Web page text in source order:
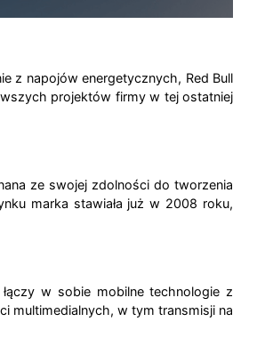
z napojów energetycznych, Red Bull
projektów firmy w tej ostatniej
ze swojej zdolności do tworzenia
marka stawiała już w 2008 roku,
w sobie mobilne technologie z
multimedialnych, w tym transmisji na